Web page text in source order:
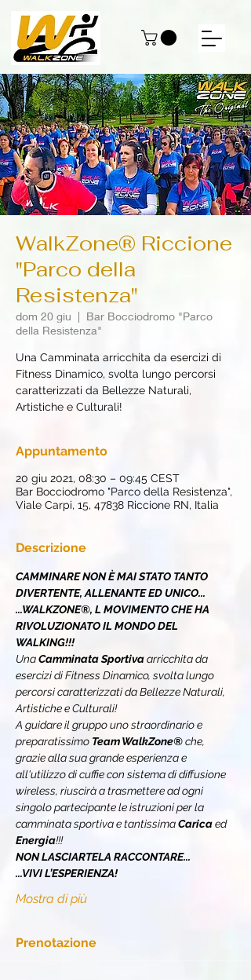
WalkZone® Riccione
"Parco della
Resistenza"
dom 20 giu
  |
Bar Bocciodromo "Parco
della Resistenza"
Una Camminata arricchita da esercizi di
Fitness Dinamico, svolta lungo percorsi
caratterizzati da Bellezze Naturali,
Artistiche e Culturali!
Appuntamento
20 giu 2021, 08:30 – 09:45 CEST
Bar Bocciodromo "Parco della Resistenza",
Viale Carpi, 15, 47838 Riccione RN, Italia
Descrizione
CAMMINARE NON È MAI STATO TANTO
DIVERTENTE, ALLENANTE ED UNICO...
...WALKZONE®, L MOVIMENTO CHE HA
RIVOLUZIONATO IL MONDO DEL
WALKING!!!
Una Camminata Sportiva arricchita da
esercizi di Fitness Dinamico, svolta lungo
percorsi caratterizzati da Bellezze Naturali,
Artistiche e Culturali!
A guidare il gruppo uno straordinario e
preparatissimo Team WalkZone® che,
grazie alla sua grande esperienza e
all'utilizzo di cuffie con sistema di diffusione
wireless, riuscirà a trasmettere ad ogni
singolo partecipante le istruzioni per la
camminata sportiva e tantissima Carica ed
Energia!!!
NON LASCIARTELA RACCONTARE...
...VIVI L’ESPERIENZA!
Mostra di più
Prenotazione